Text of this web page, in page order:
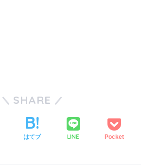
SHARE
はてブ LINE Pocket